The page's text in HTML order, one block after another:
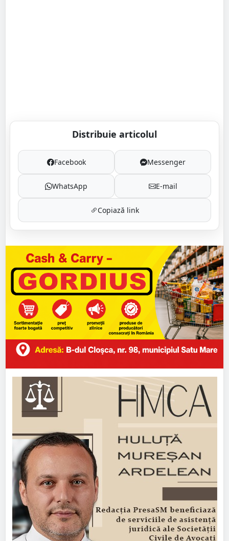
Distribuie articolul
Facebook Messenger
WhatsApp E-mail
Copiază link